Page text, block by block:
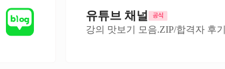
유튜브 채널
강의 맛보기 모음.ZIP/합격자 후기